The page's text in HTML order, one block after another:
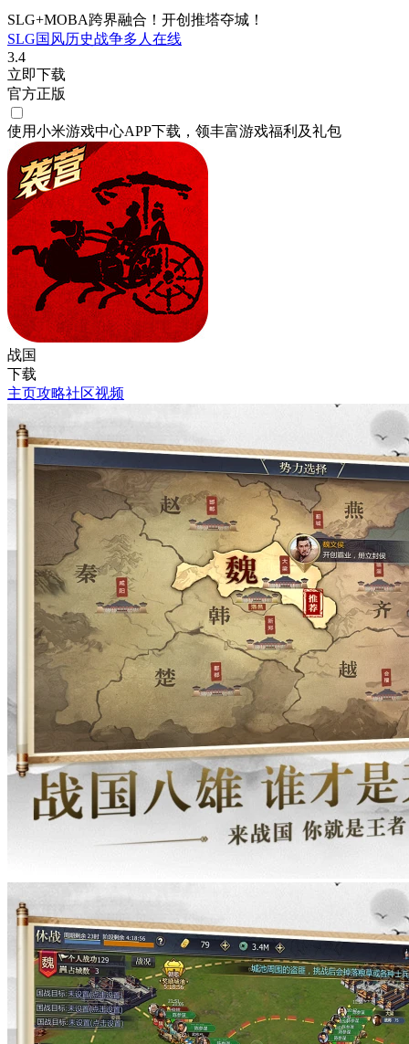
SLG+MOBA跨界融合！开创推塔夺城！
SLG国风历史战争多人在线
3.4
立即下载
官方正版
使用小米游戏中心APP下载 ，领丰富游戏福利 及礼包
战国
下载
主页攻略社区视频